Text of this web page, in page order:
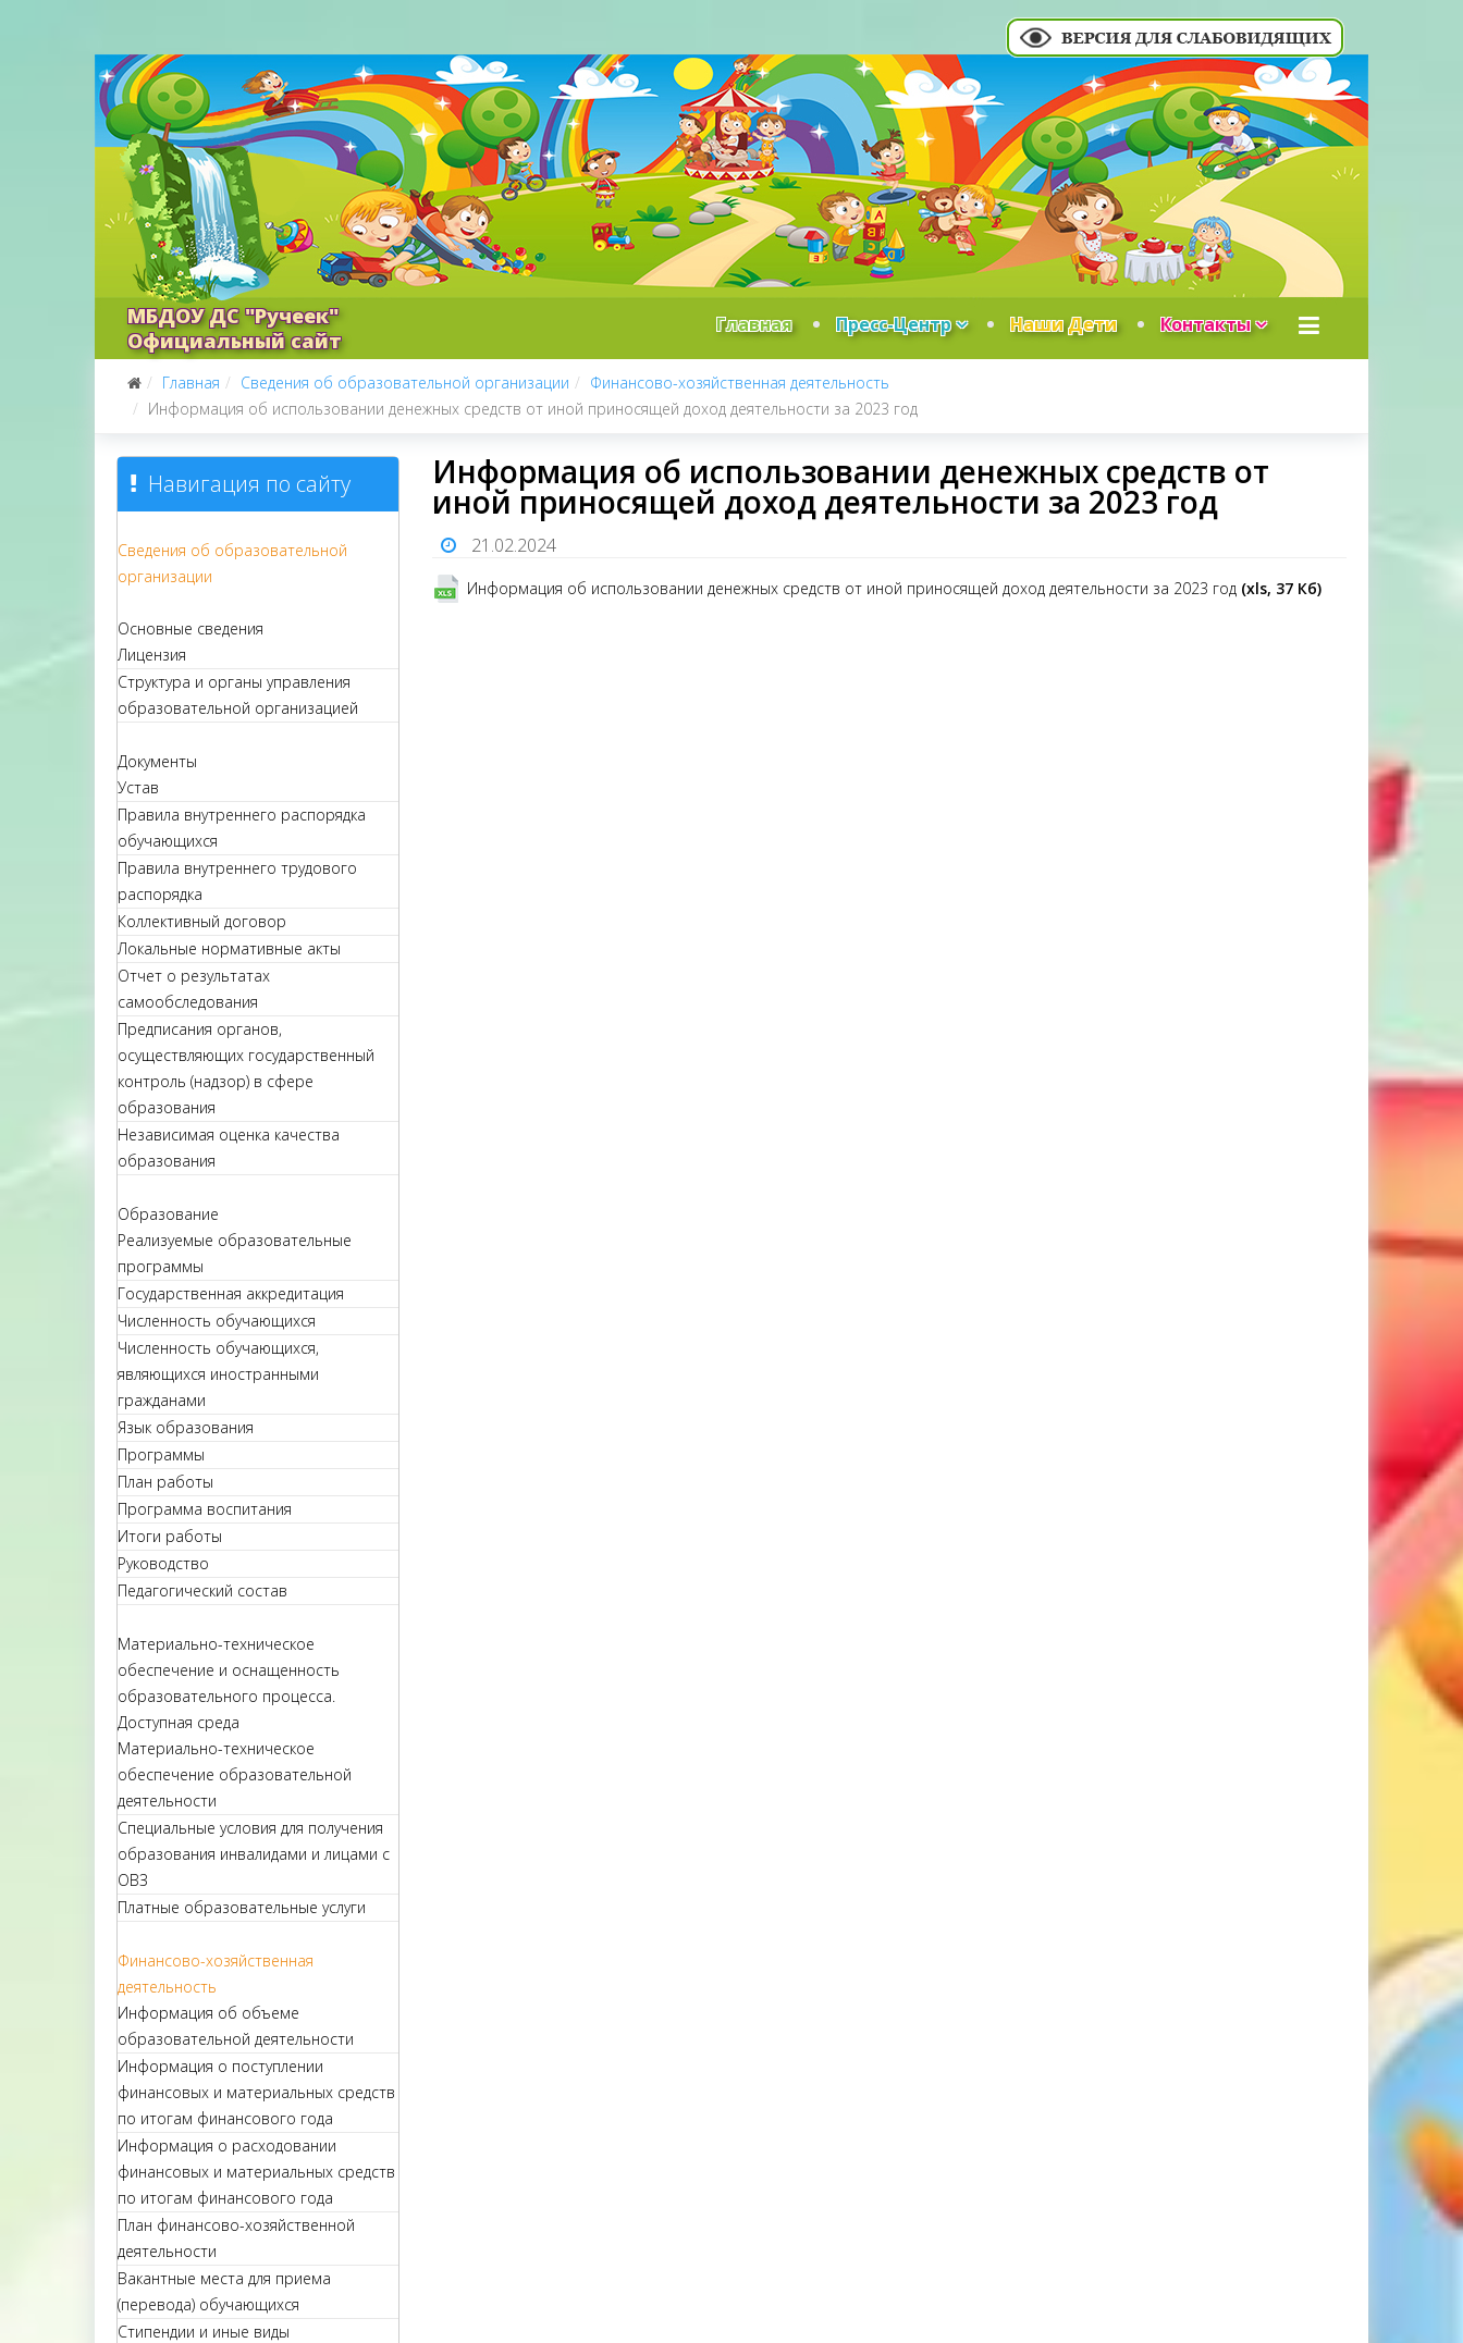
МБДОУ ДС "Ручеек"
Официальный сайт
Главная Пресс-Центр Наши Дети Контакты
Главная Сведения об образовательной организации
Финансово-хозяйственная деятельность
Информация об использовании денежных средств от иной приносящей доход деятельности за 2023 год
Навигация по сайту
Сведения об образовательной
организации
Основные сведения
Лицензия
Структура и органы управления
образовательной организацией
Документы
Устав
Правила внутреннего распорядка
обучающихся
Правила внутреннего трудового
распорядка
Коллективный договор
Локальные нормативные акты
Отчет о результатах
самообследования
Предписания органов,
осуществляющих государственный
контроль (надзор) в сфере
образования
Независимая оценка качества
образования
Образование
Реализуемые образовательные
программы
Государственная аккредитация
Численность обучающихся
Численность обучающихся,
являющихся иностранными
гражданами
Язык образования
Программы
План работы
Программа воспитания
Итоги работы
Руководство
Педагогический состав
Материально-техническое
обеспечение и оснащенность
образовательного процесса.
Доступная среда
Материально-техническое
обеспечение образовательной
деятельности
Специальные условия для получения
образования инвалидами и лицами с
ОВЗ
Платные образовательные услуги
Финансово-хозяйственная
деятельность
Информация об объеме
образовательной деятельности
Информация о поступлении
финансовых и материальных средств
по итогам финансового года
Информация о расходовании
финансовых и материальных средств
по итогам финансового года
План финансово-хозяйственной
деятельности
Вакантные места для приема
(перевода) обучающихся
Стипендии и иные виды
Информация об использовании денежных средств от
иной приносящей доход деятельности за 2023 год
21.02.2024
Информация об использовании денежных средств от иной приносящей доход деятельности за 2023 год (xls, 37 Кб)